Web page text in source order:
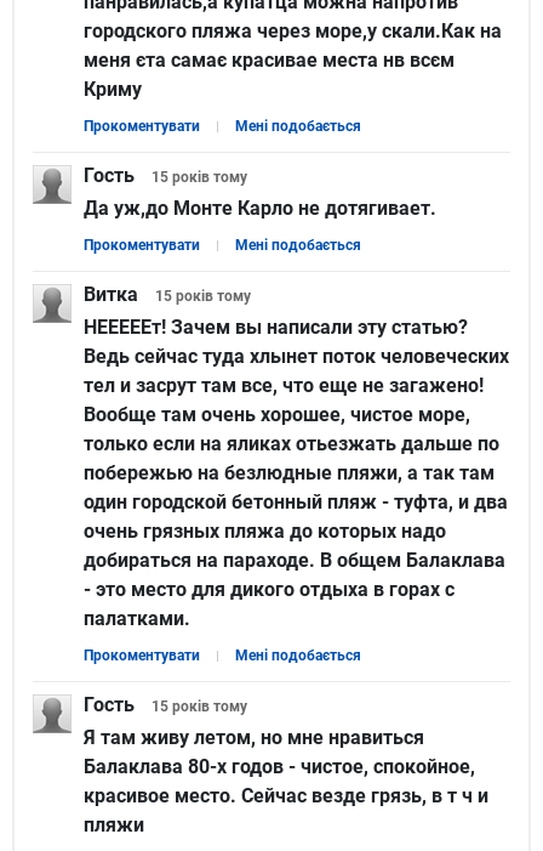
городского пляжа через море,у скали.Как на
меня єта самає красивае места нв всєм
Криму
Прокоментувати Мені подобається
Гость 15 років тому
Да уж,до Монте Карло не дотягивает.
Прокоментувати Мені подобається
Витка 15 років тому
НЕЕЕЕЕт! Зачем вы написали эту статью?
Ведь сейчас туда хлынет поток человеческих
тел и засрут там все, что еще не загажено!
Вообще там очень хорошее, чистое море,
только если на яликах отьезжать дальше по
побережью на безлюдные пляжи, а так там
один городской бетонный пляж - туфта, и два
очень грязных пляжа до которых надо
добираться на параходе. В общем Балаклава
- это место для дикого отдыха в горах с
палатками.
Прокоментувати Мені подобається
Гость 15 років тому
Я там живу летом, но мне нравиться
Балаклава 80-х годов - чистое, спокойное,
красивое место. Сейчас везде грязь, в т ч и
пляжи